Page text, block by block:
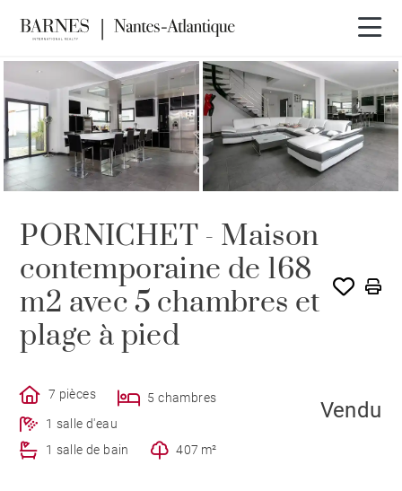
VENDU PAR BARNES
PORNICHET - Maison
contemporaine de 168
m2 avec 5 chambres et
plage à pied
7 pièces
5 chambres
1 salle d'eau
1 salle de bain
407 m²
Vendu